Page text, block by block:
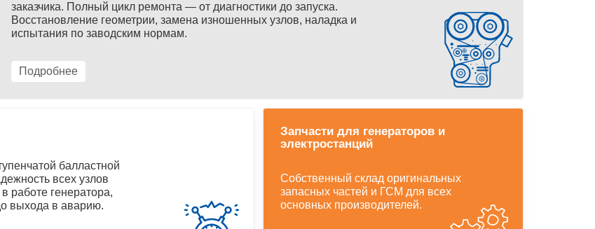
заказчика. Полный цикл ремонта — от диагностики до запуска.
Восстановление геометрии, замена изношенных узлов, наладка и
испытания по заводским нормам.
Подробнее
Запчасти для генераторов и
электростанций
Собственный склад оригинальных
запасных частей и ГСМ для всех
основных производителей.
балластной
всех узлов
работе генератора,
выхода в аварию.